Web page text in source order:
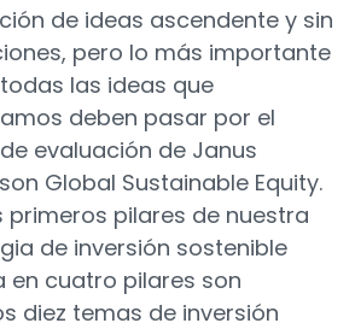
de ideas ascendente y sin
pero lo más importante
las ideas que
deben pasar por el
evaluación de Janus
Global Sustainable Equity.
primeros pilares de nuestra
de inversión sostenible
en cuatro pilares son
diez temas de inversión